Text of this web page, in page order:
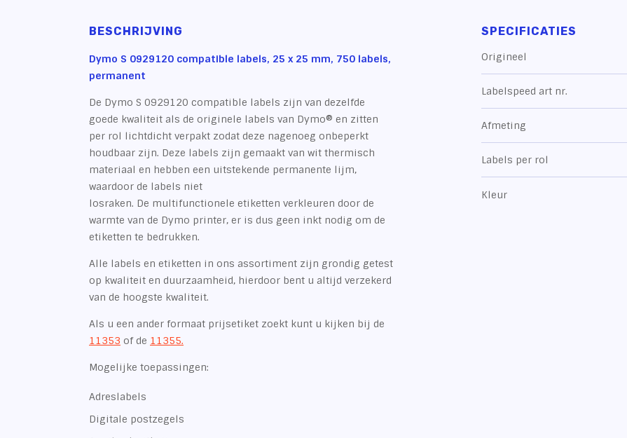
BESCHRIJVING
Dymo S 0929120 compatible labels, 25 x 25 mm, 750 labels,
permanent
De Dymo S 0929120 compatible labels zijn van dezelfde
goede kwaliteit als de originele labels van Dymo® en zitten
per rol lichtdicht verpakt zodat deze nagenoeg onbeperkt
houdbaar zijn. Deze labels zijn gemaakt van wit thermisch
materiaal en hebben een uitstekende permanente lijm,
waardoor de labels niet
losraken. De multifunctionele etiketten verkleuren door de
warmte van de Dymo printer, er is dus geen inkt nodig om de
etiketten te bedrukken.
Alle labels en etiketten in ons assortiment zijn grondig getest
op kwaliteit en duurzaamheid, hierdoor bent u altijd verzekerd
van de hoogste kwaliteit.
Als u een ander formaat prijsetiket zoekt kunt u kijken bij de
11353 of de 11355.
Mogelijke toepassingen:
Adreslabels
Digitale postzegels
SPECIFICATIES
Origineel
Labelspeed art nr.
Afmeting
Labels per rol
Kleur